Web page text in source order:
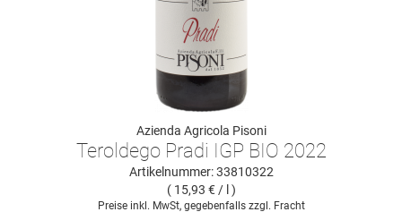
Azienda Agricola Pisoni
Teroldego Pradi IGP BIO 2022
Artikelnummer: 33810322
( 15,93 € / l )
Preise inkl. MwSt, gegebenfalls zzgl. Fracht